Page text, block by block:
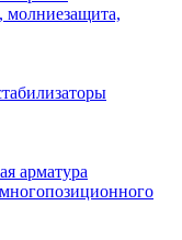
молниезащита,
арматура